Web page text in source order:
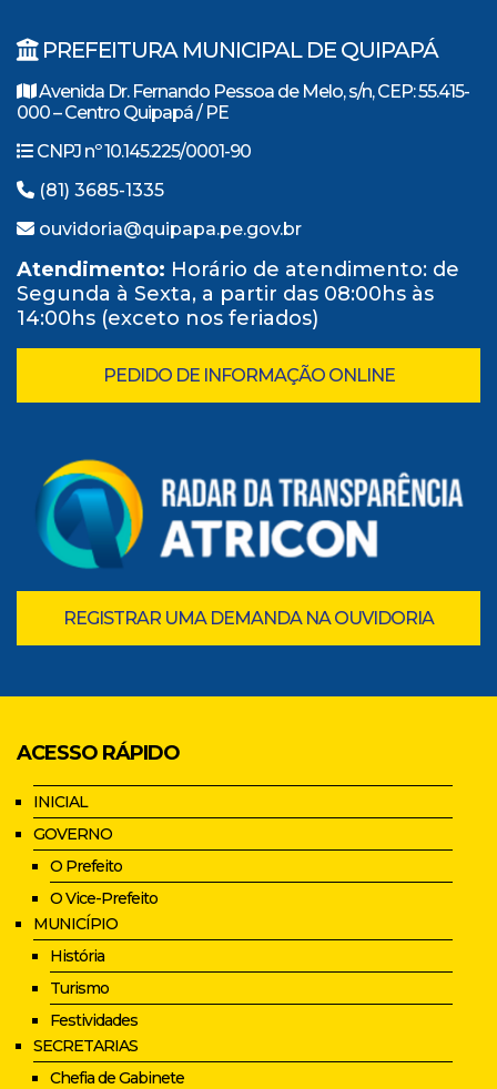
PREFEITURA MUNICIPAL DE QUIPAPÁ
Avenida Dr. Fernando Pessoa de Melo, s/n, CEP: 55.415-
000 – Centro Quipapá / PE
CNPJ nº 10.145.225/0001-90
(81) 3685-1335
ouvidoria@quipapa.pe.gov.br
Atendimento: Horário de atendimento: de
Segunda à Sexta, a partir das 08:00hs às
14:00hs (exceto nos feriados)
PEDIDO DE INFORMAÇÃO ONLINE
REGISTRAR UMA DEMANDA NA OUVIDORIA
ACESSO RÁPIDO
INICIAL
GOVERNO
O Prefeito
O Vice-Prefeito
MUNICÍPIO
História
Turismo
Festividades
SECRETARIAS
Chefia de Gabinete